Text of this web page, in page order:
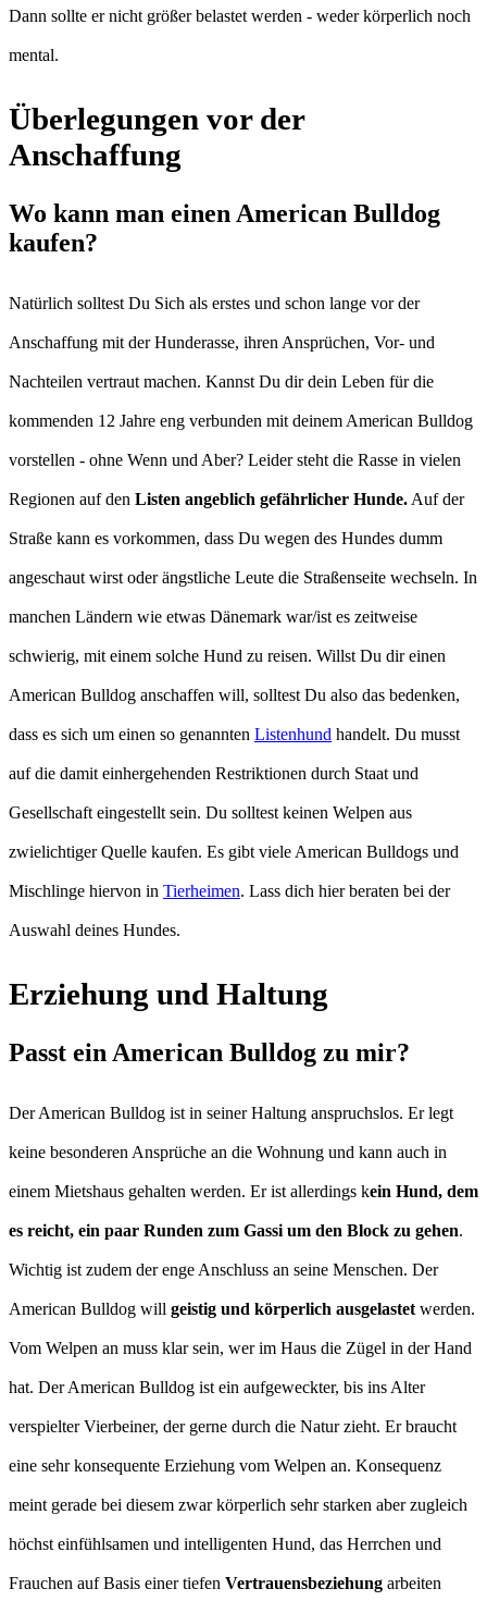
Dann sollte er nicht größer belastet werden - weder körperlich noch
mental.
Überlegungen vor der
Anschaffung
Wo kann man einen American Bulldog
kaufen?
Natürlich solltest Du Sich als erstes und schon lange vor der
Anschaffung mit der Hunderasse, ihren Ansprüchen, Vor- und
Nachteilen vertraut machen. Kannst Du dir dein Leben für die
kommenden 12 Jahre eng verbunden mit deinem American Bulldog
vorstellen - ohne Wenn und Aber? Leider steht die Rasse in vielen
Regionen auf den Listen angeblich gefährlicher Hunde. Auf der
Straße kann es vorkommen, dass Du wegen des Hundes dumm
angeschaut wirst oder ängstliche Leute die Straßenseite wechseln. In
manchen Ländern wie etwas Dänemark war/ist es zeitweise
schwierig, mit einem solche Hund zu reisen. Willst Du dir einen
American Bulldog anschaffen will, solltest Du also das bedenken,
dass es sich um einen so genannten Listenhund handelt. Du musst
auf die damit einhergehenden Restriktionen durch Staat und
Gesellschaft eingestellt sein. Du solltest keinen Welpen aus
zwielichtiger Quelle kaufen. Es gibt viele American Bulldogs und
Mischlinge hiervon in Tierheimen. Lass dich hier beraten bei der
Auswahl deines Hundes.
Erziehung und Haltung
Passt ein American Bulldog zu mir?
Der American Bulldog ist in seiner Haltung anspruchslos. Er legt
keine besonderen Ansprüche an die Wohnung und kann auch in
einem Mietshaus gehalten werden. Er ist allerdings kein Hund, dem
es reicht, ein paar Runden zum Gassi um den Block zu gehen.
Wichtig ist zudem der enge Anschluss an seine Menschen. Der
American Bulldog will geistig und körperlich ausgelastet werden.
Vom Welpen an muss klar sein, wer im Haus die Zügel in der Hand
hat. Der American Bulldog ist ein aufgeweckter, bis ins Alter
verspielter Vierbeiner, der gerne durch die Natur zieht. Er braucht
eine sehr konsequente Erziehung vom Welpen an. Konsequenz
meint gerade bei diesem zwar körperlich sehr starken aber zugleich
höchst einfühlsamen und intelligenten Hund, das Herrchen und
Frauchen auf Basis einer tiefen Vertrauensbeziehung arbeiten